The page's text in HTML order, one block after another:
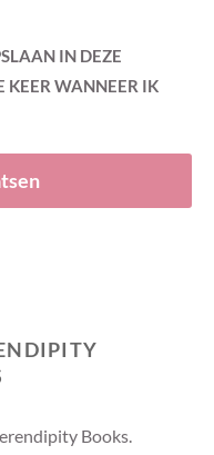
IN DEZE
KEER WANNEER IK
Books.